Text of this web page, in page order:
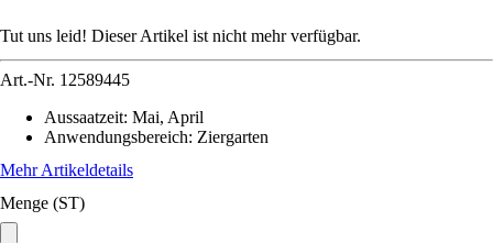
Tut uns leid! Dieser Artikel ist nicht mehr verfügbar.
Art.-Nr. 12589445
Aussaatzeit: Mai, April
Anwendungsbereich: Ziergarten
Mehr Artikeldetails
Menge (ST)